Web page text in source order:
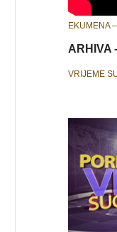
EKUMENA
ARHIVA
VRIJEME